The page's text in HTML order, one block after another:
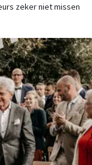
zeker niet missen